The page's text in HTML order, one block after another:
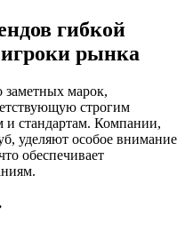
гибкой
рынка
заметных марок,
строгим
и стандартам. Компании,
уделяют особое внимание
обеспечивает